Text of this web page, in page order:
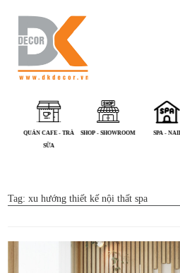
QUÁN CAFE - TRÀ
SHOP - SHOWROOM SPA - NAIL
Tag:xu hướng thiết kế nội thất spa